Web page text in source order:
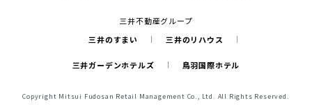
三井不動産グループ
三井のすまい
三井のリハウス
三井ガーデンホテルズ 鳥羽国際ホテル
Copyright Mitsui Fudosan Retail Management Co., Ltd. All Rights Reserved.